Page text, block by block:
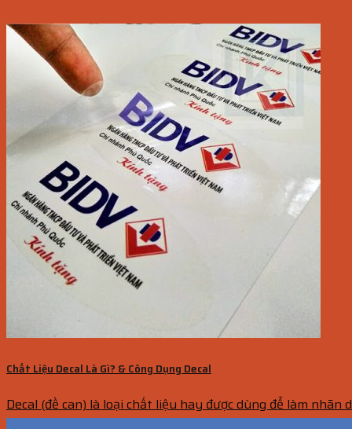
Chất Liệu Decal Là Gì? & Công Dụng Decal
Decal (đề can) là loại chất liệu hay được dùng để làm nhãn